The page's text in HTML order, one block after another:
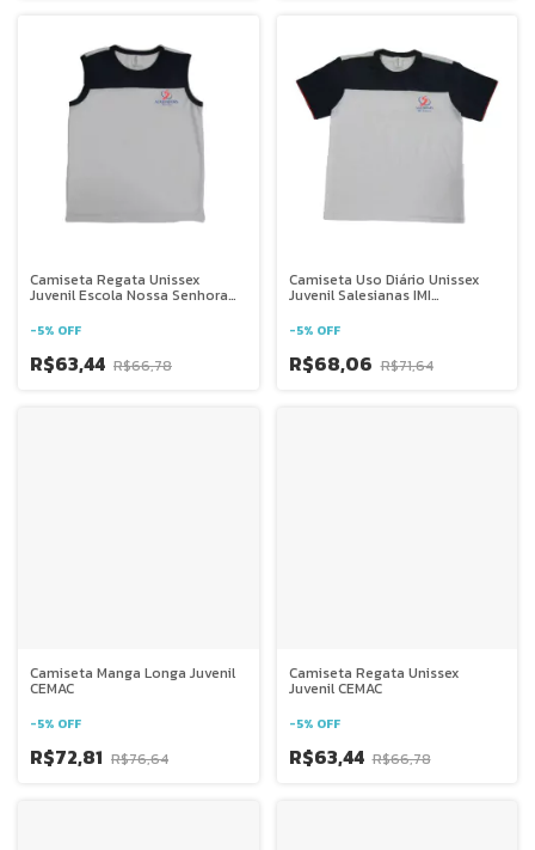
Camiseta Regata Unissex
Juvenil Escola Nossa Senhora
-5% OFF
R$63,44 R$66,78
Camiseta Uso Diário Unissex
Juvenil Salesianas IMI
-5% OFF
R$68,06 R$71,64
Camiseta Manga Longa Juvenil
CEMAC
-5% OFF
R$72,81 R$76,64
Camiseta Regata Unissex
Juvenil CEMAC
-5% OFF
R$63,44 R$66,78